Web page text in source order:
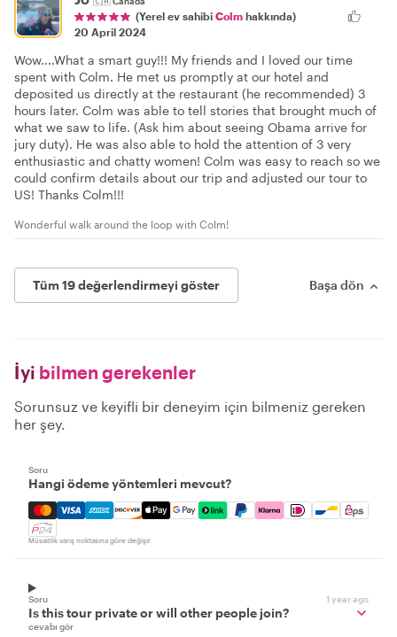
(Yerel ev sahibi Colm hakkında)
20 April 2024
Wow....What a smart guy!!! My friends and I loved our time
spent with Colm. He met us promptly at our hotel and
deposited us directly at the restaurant (he recommended) 3
hours later. Colm was able to tell stories that brought much of
what we saw to life. (Ask him about seeing Obama arrive for
jury duty). He was also able to hold the attention of 3 very
enthusiastic and chatty women! Colm was easy to reach so we
could confirm details about our trip and adjusted our tour to
US! Thanks Colm!!!
Wonderful walk around the loop with Colm!
Tüm 19 değerlendirmeyi göster Başa dön
İyi bilmen gerekenler
Sorunsuz ve keyifli bir deneyim için bilmeniz gereken
her şey.
Soru
Hangi ödeme yöntemleri mevcut?
Mastercard, Visa, Amex, Discover, Apple Pay, Google
Müsaitlik varış noktasına göre değişir
Soru 1 year ago
Is this tour private or will other people join?
cevabı gör